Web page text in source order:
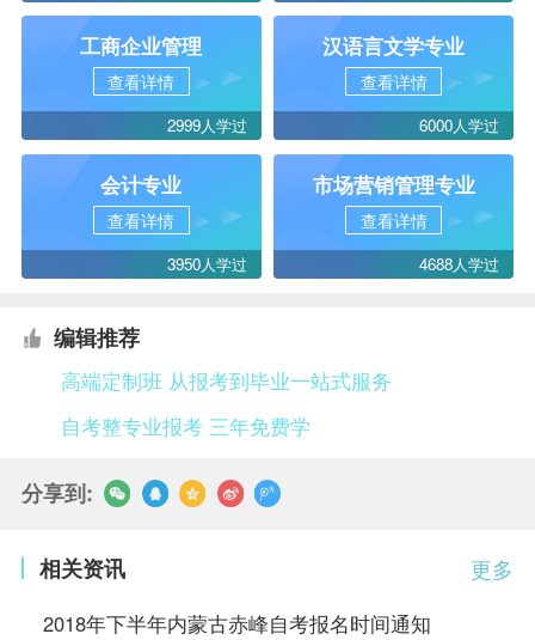
工商企业管理
查看详情
2999人学过
汉语言文学专业
查看详情
6000人学过
会计专业
查看详情
3950人学过
市场营销管理专业
查看详情
4688人学过
编辑推荐
高端定制班 从报考到毕业一站式服务
自考整专业报考 三年免费学
分享到:
更多
相关资讯
2018年下半年内蒙古赤峰自考报名时间通知